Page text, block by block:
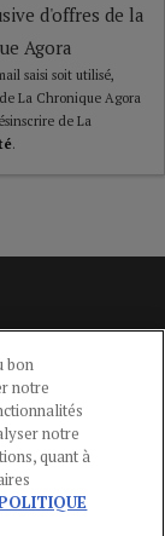
d'offres de la
Agora
saisi soit utilisé,
La Chronique Agora
de La
.
DES COOKIES
bon
notre
notre
quant à